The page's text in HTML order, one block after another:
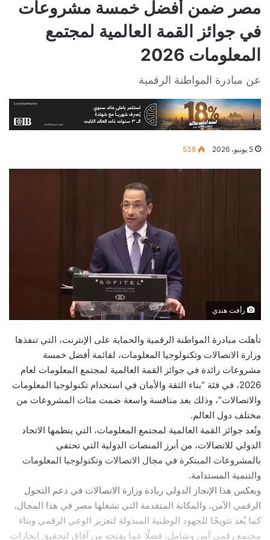
مصر ضمن أفضل خمسة مشروعات
في جوائز القمة العالمية لمجتمع
المعلومات 2026
عن مبادرة المواطنة الرقمية
5 يونيو، 2026 538
رأفت هندي
تأهلت مبادرة المواطنة الرقمية والحماية على الإنترنت، التي تنفذها
وزارة الاتصالات وتكنولوجيا المعلومات، لقائمة أفضل خمسة
مشروعات رائدة في جوائز القمة العالمية لمجتمع المعلومات لعام
2026، في فئة “بناء الثقة والأمان في استخدام تكنولوجيا المعلومات
والاتصالات”، وذلك بعد منافسة واسعة ضمت مئات المشروعات من
مختلف دول العالم.
وتُعد جوائز القمة العالمية لمجتمع المعلومات، التي ينظمها الاتحاد
الدولي للاتصالات، من أبرز المنصات الدولية التي تحتفي
بالمشروعات المبتكرة في مجال الاتصالات وتكنولوجيا المعلومات
والتنمية المستدامة.
ويعكس هذا الإنجاز الدولي ريادة وزارة الاتصالات في دعم التحول
الرقمي الآمن، والمكانة المتقدمة التي تشغلها مصر في هذا المجال،
كما يُعد تتويجًا للجهود الوطنية المبذولة لتعزيز الوعي الرقمي وبناء
مجتمع رقمي آمن وشامل، فضلًا عما يفتحه من آفاق لتحقيق إنجازات